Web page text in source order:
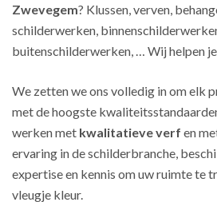
Zwevegem? Klussen, verven,
schilderwerken,
buitenschilderwerken, … Wij helpen
We zetten we ons volledig in om elk
met de hoogste
werken met kwalitatieve verf en
ervaring in de schilderbranche,
expertise en kennis om uw ruimte te
vleugje kleur.